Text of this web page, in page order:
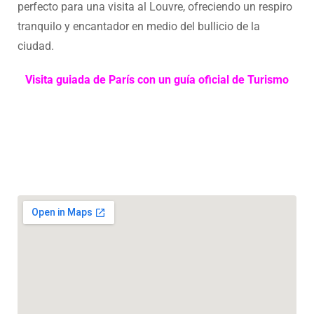
perfecto para una visita al Louvre, ofreciendo un respiro
tranquilo y encantador en medio del bullicio de la
ciudad.
Visita guiada de París con un guía oficial de Turismo